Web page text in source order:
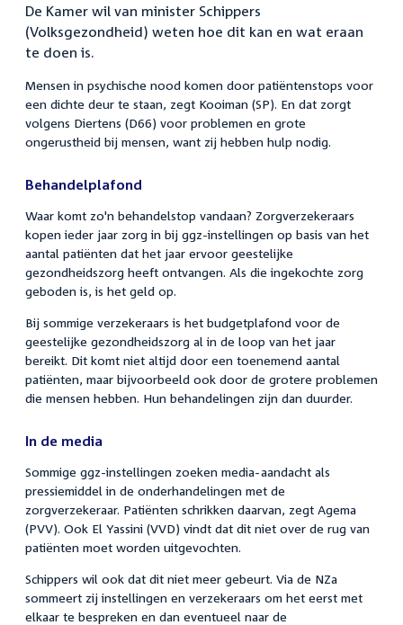
De Kamer wil van minister Schippers
(Volksgezondheid) weten hoe dit kan en wat eraan
te doen is.
Mensen in psychische nood komen door patiëntenstops voor
een dichte deur te staan, zegt Kooiman (SP). En dat zorgt
volgens Diertens (D66) voor problemen en grote
ongerustheid bij mensen, want zij hebben hulp nodig.
Behandelplafond
Waar komt zo'n behandelstop vandaan? Zorgverzekeraars
kopen ieder jaar zorg in bij ggz-instellingen op basis van het
aantal patiënten dat het jaar ervoor geestelijke
gezondheidszorg heeft ontvangen. Als die ingekochte zorg
geboden is, is het geld op.
Bij sommige verzekeraars is het budgetplafond voor de
geestelijke gezondheidszorg al in de loop van het jaar
bereikt. Dit komt niet altijd door een toenemend aantal
patiënten, maar bijvoorbeeld ook door de grotere problemen
die mensen hebben. Hun behandelingen zijn dan duurder.
In de media
Sommige ggz-instellingen zoeken media-aandacht als
pressiemiddel in de onderhandelingen met de
zorgverzekeraar. Patiënten schrikken daarvan, zegt Agema
(PVV). Ook El Yassini (VVD) vindt dat dit niet over de rug van
patiënten moet worden uitgevochten.
Schippers wil ook dat dit niet meer gebeurt. Via de NZa
sommeert zij instellingen en verzekeraars om het eerst met
elkaar te bespreken en dan eventueel naar de